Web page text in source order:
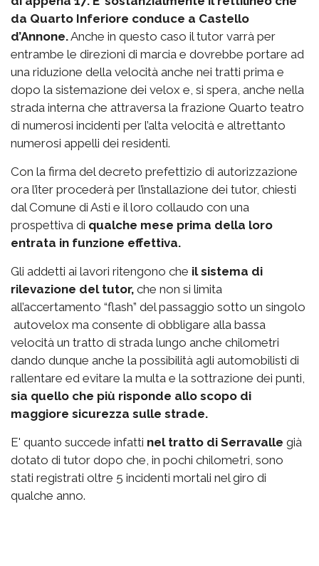
da Quarto Inferiore conduce a Castello
d’Annone.Anche in questo caso il tutor varrà per
entrambe le direzioni di marcia e dovrebbe portare ad
una riduzione della velocità anche nei tratti prima e
dopo la sistemazione dei velox e, si spera, anche nella
strada interna che attraversa la frazione Quarto teatro
di numerosi incidenti per l’alta velocità e altrettanto
numerosi appelli dei residenti.
Con la firma del decreto prefettizio di autorizzazione
ora l’iter procederà per l’installazione dei tutor, chiesti
dal Comune di Asti e il loro collaudo con una
prospettiva di qualche mese prima della loro
entrata in funzione effettiva.
Gli addetti ai lavori ritengono che il sistema di
rilevazione del tutor, che non si limita
all’accertamento “flash” del passaggio sotto un singolo
autovelox ma consente di obbligare alla bassa
velocità un tratto di strada lungo anche chilometri
dando dunque anche la possibilità agli automobilisti di
rallentare ed evitare la multa e la sottrazione dei punti,
sia quello che più risponde allo scopo di
maggiore sicurezza sulle strade.
E' quanto succede infatti nel tratto di Serravalle già
dotato di tutor dopo che, in pochi chilometri, sono
stati registrati oltre 5 incidenti mortali nel giro di
qualche anno.